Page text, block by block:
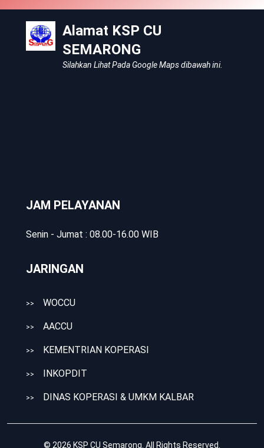
Alamat KSP CU
SEMARONG
Silahkan Lihat Pada Google Maps dibawah ini.
JAM PELAYANAN
Senin - Jumat : 08.00-16.00 WIB
JARINGAN
>> WOCCU
>> AACCU
>> KEMENTRIAN KOPERASI
>> INKOPDIT
>> DINAS KOPERASI & UMKM KALBAR
© 2026 KSP CU Semarong . All Rights Reserved.